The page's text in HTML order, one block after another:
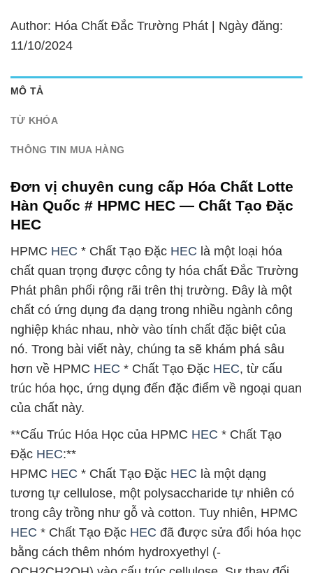
Author: Hóa Chất Đắc Trường Phát | Ngày đăng:
11/10/2024
MÔ TẢ
TỪ KHÓA
THÔNG TIN MUA HÀNG
Đơn vị chuyên cung cấp Hóa Chất Lotte
Hàn Quốc # HPMC HEC — Chất Tạo Đặc
HEC
HPMC HEC * Chất Tạo Đặc HEC là một loại hóa
chất quan trọng được công ty hóa chất Đắc Trường
Phát phân phối rộng rãi trên thị trường. Đây là một
chất có ứng dụng đa dạng trong nhiều ngành công
nghiệp khác nhau, nhờ vào tính chất đặc biệt của
nó. Trong bài viết này, chúng ta sẽ khám phá sâu
hơn về HPMC HEC * Chất Tạo Đặc HEC, từ cấu
trúc hóa học, ứng dụng đến đặc điểm về ngoại quan
của chất này.
**Cấu Trúc Hóa Học của HPMC HEC * Chất Tạo
Đặc HEC:**
HPMC HEC * Chất Tạo Đặc HEC là một dạng
tương tự cellulose, một polysaccharide tự nhiên có
trong cây trồng như gỗ và cotton. Tuy nhiên, HPMC
HEC * Chất Tạo Đặc HEC đã được sửa đổi hóa học
bằng cách thêm nhóm hydroxyethyl (-